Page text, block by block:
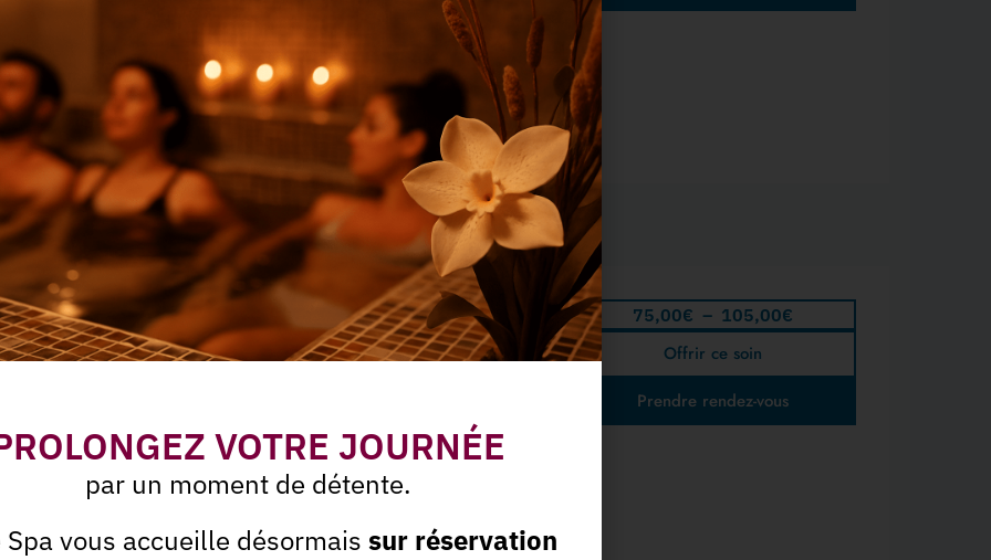
est un gel granité exfoliant qui exfolie la peau tout en lui
et des oligo-éléments.
Riviera
qui associe un galet chaud, rappelant la sensation d’un corps
une pierre gorgée de soleil, et de manœuvres fluides et
75,00€ – 105,00€
Offrir ce soin
Prendre rendez-vous
VOTRE JOURNÉE
par un moment de détente.
Spa vous accueille désormais sur réservation